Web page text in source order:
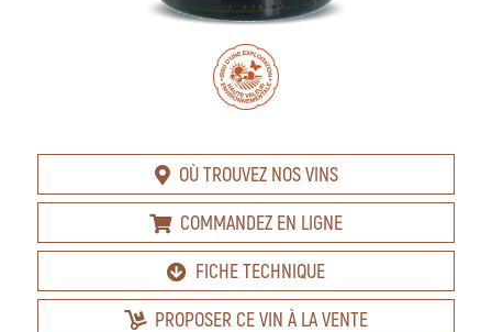
OÙ TROUVEZ NOS VINS
COMMANDEZ EN LIGNE
FICHE TECHNIQUE
PROPOSER CE VIN À LA VENTE